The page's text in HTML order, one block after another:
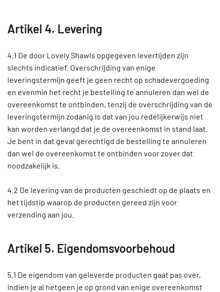
Artikel 4. Levering
4.1 De door Lovely Shawls opgegeven levertijden zijn
slechts indicatief. Overschrijding van enige
leveringstermijn geeft je geen recht op schadevergoeding
en evenmin het recht je bestelling te annuleren dan wel de
overeenkomst te ontbinden, tenzij de overschrijding van de
leveringstermijn zodanig is dat van jou redelijkerwijs niet
kan worden verlangd dat je de overeenkomst in stand laat.
Je bent in dat geval gerechtigd de bestelling te annuleren
dan wel de overeenkomst te ontbinden voor zover dat
noodzakelijk is.
4.2 De levering van de producten geschiedt op de plaats en
het tijdstip waarop de producten gereed zijn voor
verzending aan jou.
Artikel 5. Eigendomsvoorbehoud
5.1 De eigendom van geleverde producten gaat pas over,
indien je al hetgeen je op grond van enige overeenkomst